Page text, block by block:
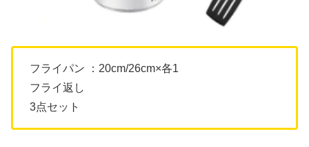
フライパン ：20cm/26cm×各1
フライ返し
3点セット